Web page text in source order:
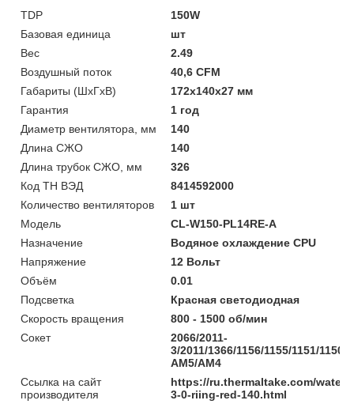
TDP
150W
Базовая единица
шт
Вес
2.49
Воздушный поток
40,6 CFM
Габариты (ШхГхВ)
172х140х27 мм
Гарантия
1 год
Диаметр вентилятора, мм
140
Длина СЖО
140
Длина трубок СЖО, мм
326
Код ТН ВЭД
8414592000
Количество вентиляторов
1 шт
Модель
CL-W150-PL14RE-A
Назначение
Водяное охлаждение CPU
Напряжение
12 Вольт
Объём
0.01
Подсветка
Красная светодиодная
Скорость вращения
800 - 1500 об/мин
Сокет
2066/2011-
3/2011/1366/1156/1155/1151/1150/
АМ5/АМ4
Ссылка на сайт
производителя
https://ru.thermaltake.com/water-
3-0-riing-red-140.html